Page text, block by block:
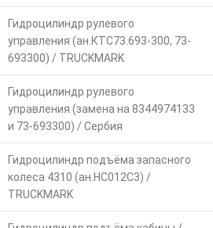
Гидроцилиндр рулевого
управления (ан.КТС73.693-300, 73-
693300) / TRUCKMARK
Гидроцилиндр рулевого
управления (замена на 8344974133
и 73-693300) / Сербия
Гидроцилиндр подъёма запасного
колеса 4310 (ан.HC012C3) /
TRUCKMARK